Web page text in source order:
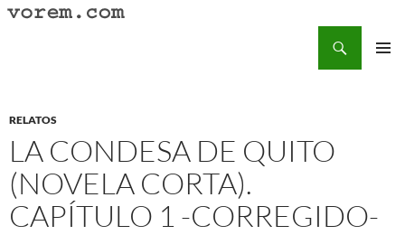
Saltar
RELATOS
LA CONDESA DE QUITO
(NOVELA CORTA).
CAPÍTULO 1 -CORREGIDO-